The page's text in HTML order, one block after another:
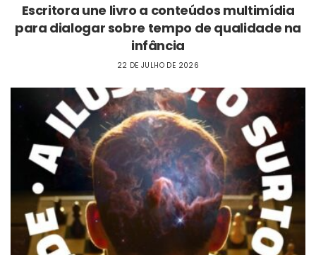
Escritora une livro a conteúdos multimídia
para dialogar sobre tempo de qualidade na
infância
22 DE JULHO DE 2026